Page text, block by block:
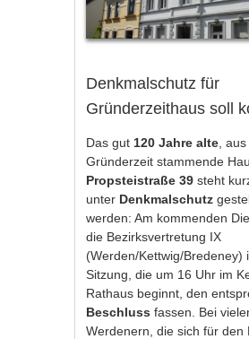
Denkmalschutz für
Gründerzeithaus soll
Das gut 120 Jahre alte ,
Gründerzeit stammende
Propsteistraße 39 steht
unter Denkmalschutz
werden: Am kommenden
die Bezirksvertretung IX
(Werden/Kettwig/Bredeney)
Sitzung, die um 16 Uhr im
Rathaus beginnt, den
Beschlussfassen. Bei
Werdenern, die sich für den